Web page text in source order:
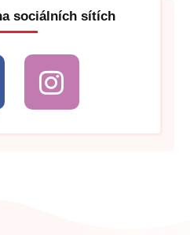
sociálních sítích